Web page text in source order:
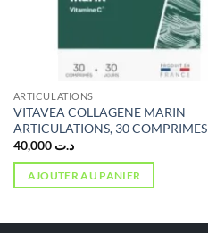
ARTICULATIONS
VITAVEA COLLAGENE MARIN
ARTICULATIONS, 30 COMPRIMES
د.ت 40,000
AJOUTER AU PANIER